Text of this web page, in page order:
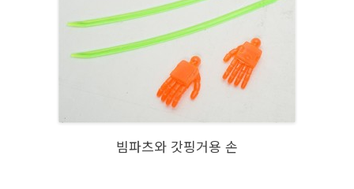
빔파츠와 갓핑거용 손